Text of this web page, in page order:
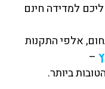
למדידה חינם
מ־10 שנים בתחום, אלפי התקנות
–
ביותר.